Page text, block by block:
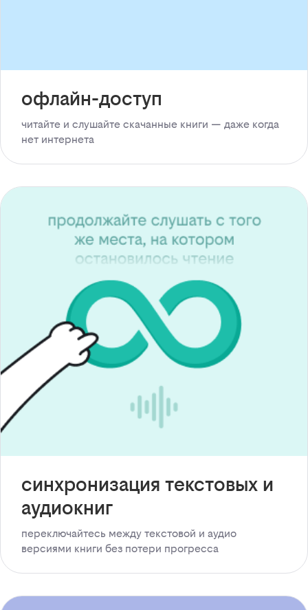
офлайн-доступ
читайте и слушайте скачанные книги — даже когда
нет интернета
синхронизация текстовых и
аудиокниг
переключайтесь между текстовой и аудио
версиями книги без потери прогресса